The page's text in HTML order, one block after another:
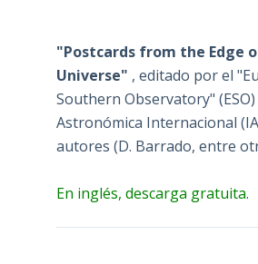
"Postcards from the Edge
Universe" , editado por el
Southern Observatory"
Astronómica Internacional
autores (D. Barrado, entre
En inglés, descarga gratuita.